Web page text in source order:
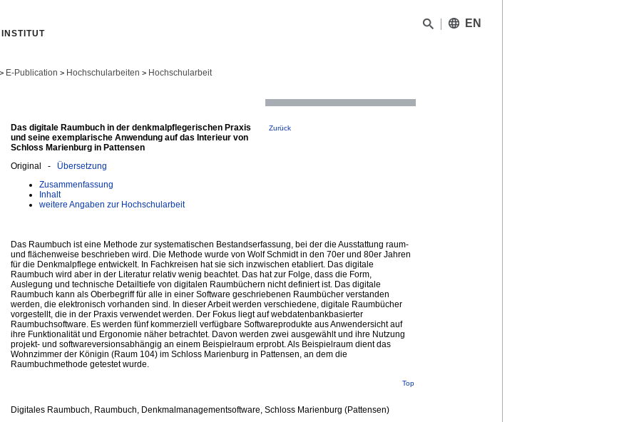
EN
> E-Publication > Hochschularbeiten > Hochschularbeit
Das digitale Raumbuch in der denkmalpflegerischen Praxis
und seine exemplarische Anwendung auf das Interieur von
Schloss Marienburg in Pattensen
Zurück
Original - Übersetzung
Zusammenfassung
Inhalt
weitere Angaben zur Hochschularbeit
Das Raumbuch ist eine Methode zur systematischen Bestandserfassung, bei der die Ausstattung raum-
und flächenweise beschrieben wird. Die Methode wurde von Wolf Schmidt in den 70er und 80er Jahren
für die Denkmalpflege entwickelt. In Fachkreisen hat sie sich inzwischen etabliert. Das digitale
Raumbuch wird aber in der Literatur relativ wenig beachtet. Das hat zur Folge, dass die Form,
Auslegung und technische Detailtiefe von digitalen Raumbüchern nicht definiert ist. Das digitale
Raumbuch kann als Oberbegriff für alle in einer Software geschriebenen Raumbücher verstanden
werden, die elektronisch vorhanden sind. In dieser Arbeit werden verschiedene, digitale Raumbücher
vorgestellt, die in der Praxis verwendet werden. Der Fokus liegt auf webdatenbankbasierter
Raumbuchsoftware. Es werden fünf kommerziell verfügbare Softwareprodukte aus Anwendersicht auf
ihre Funktionalität und Ergonomie näher betrachtet. Davon werden zwei ausgewählt und ihre Nutzung
projekt- und softwareversionsabhängig an einem Beispielraum erprobt. Als Beispielraum dient das
Wohnzimmer der Königin (Raum 104) im Schloss Marienburg in Pattensen, an dem die
Raumbuchmethode getestet wurde.
Top
Digitales Raumbuch, Raumbuch, Denkmalmanagementsoftware, Schloss Marienburg (Pattensen)